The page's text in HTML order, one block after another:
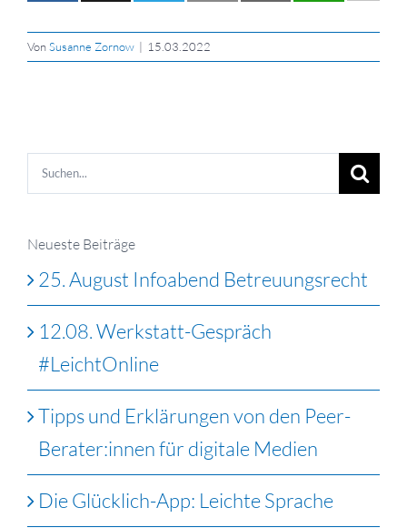
VonSusanne Zornow | 15.03.2022
Suche
nach:
Neueste Beiträge
25. August Infoabend Betreuungsrecht
12.08. Werkstatt-Gespräch
#LeichtOnline
Tipps und Erklärungen von den Peer-
Berater:innen für digitale Medien
Die Glücklich-App: Leichte Sprache